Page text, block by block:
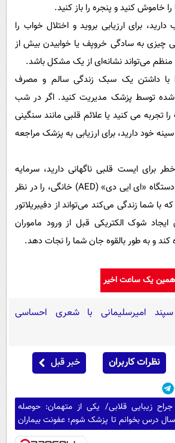
خاموش کنید و پنجره را باز کنید.
دارید، برای ارزیابی بروید و اختلال خواب را
چیزی به سادگی خروپف یا خوابیدن بیش از
با داشتن یک سبک زندگی سالم و مصرف
شده توسط پزشک مدیریت کنید. اگر در شب
تجربه می کنید یا علائم قلبی مانند سنگینی
خود دارید، برای ارزیابی به پزشک مراجعه
برای ایست قلبی ناگهانی دارید، سرمایه
گذاری روی یک دستگاه «ای ایی دی» (AED) خانگی، را در نظر
با شما زندگی می‌کند می‌تواند از دفیبریلاتور
شوک الکتریکی قبل از ورود ماموران
کند و به طور بالقوه جان شما را نجات دهد.
همین یک ساعت اخیر
امیرسلیمانی با شعری احساسی
نظرات کاربران خبر قبل
زیبایی قلابی/ یکی از متهمان: حوصله
نداشتم 7-8 سال درس بخوانم تا پزشک شوم؛ عفونت بیماران
آنها تقصیر خودشان بود